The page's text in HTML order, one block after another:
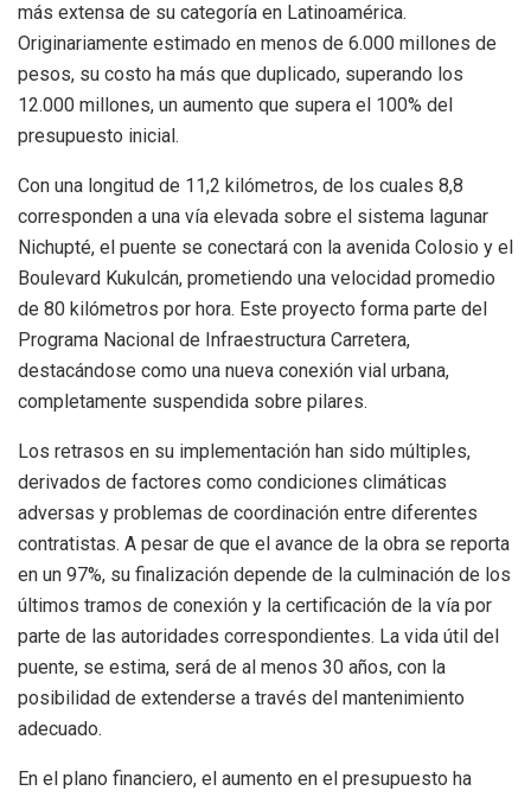
más extensa de su categoría en Latinoamérica.
Originariamente estimado en menos de 6.000 millones de
pesos, su costo ha más que duplicado, superando los
12.000 millones, un aumento que supera el 100% del
presupuesto inicial.
Con una longitud de 11,2 kilómetros, de los cuales 8,8
corresponden a una vía elevada sobre el sistema lagunar
Nichupté, el puente se conectará con la avenida Colosio y el
Boulevard Kukulcán, prometiendo una velocidad promedio
de 80 kilómetros por hora. Este proyecto forma parte del
Programa Nacional de Infraestructura Carretera,
destacándose como una nueva conexión vial urbana,
completamente suspendida sobre pilares.
Los retrasos en su implementación han sido múltiples,
derivados de factores como condiciones climáticas
adversas y problemas de coordinación entre diferentes
contratistas. A pesar de que el avance de la obra se reporta
en un 97%, su finalización depende de la culminación de los
últimos tramos de conexión y la certificación de la vía por
parte de las autoridades correspondientes. La vida útil del
puente, se estima, será de al menos 30 años, con la
posibilidad de extenderse a través del mantenimiento
adecuado.
En el plano financiero, el aumento en el presupuesto ha